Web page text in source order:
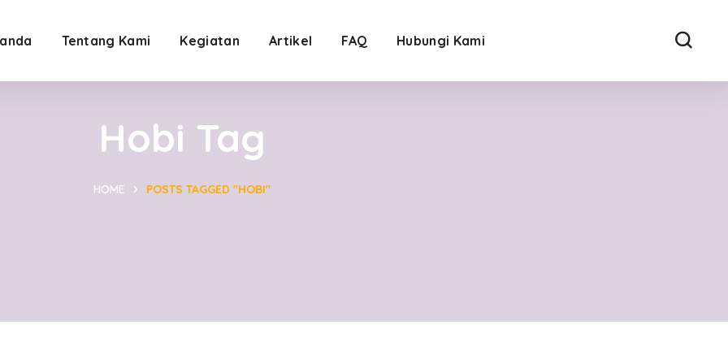
Tentang Kami Kegiatan Artikel FAQ Hubungi Kami
Hobi Tag
HOME POSTS TAGGED "HOBI"